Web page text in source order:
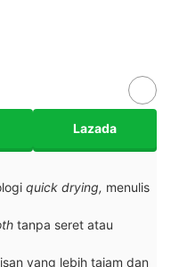
Lazada
quick drying, menulis
tanpa seret atau
yang lebih tajam dan